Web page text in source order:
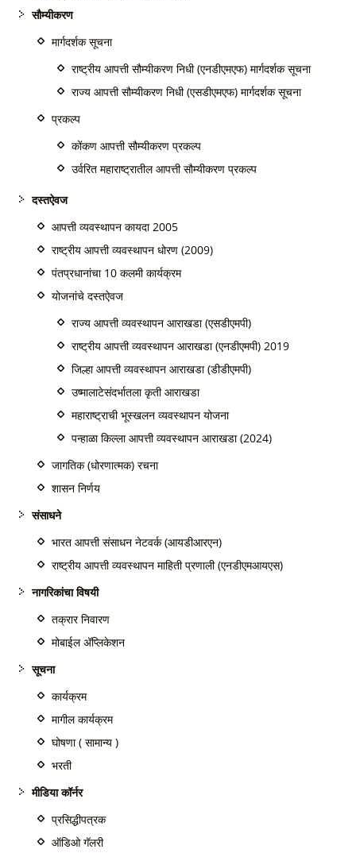
सौम्यीकरण
मार्गदर्शक सूचना
राष्ट्रीय आपत्ती सौम्यीकरण निधी (एनडीएमएफ) मार्गदर्शक सूचना
राज्य आपत्ती सौम्यीकरण निधी (एसडीएमएफ) मार्गदर्शक सूचना
प्रकल्प
कोंकण आपत्ती सौम्यीकरण प्रकल्प
उर्वरित महाराष्ट्रातील आपत्ती सौम्यीकरण प्रकल्प
दस्तऐवज
आपत्ती व्यवस्थापन कायदा 2005
राष्ट्रीय आपत्ती व्यवस्थापन धोरण (2009)
पंतप्रधानांचा 10 कलमी कार्यक्रम
योजनांचे दस्तऐवज
राज्य आपत्ती व्यवस्थापन आराखडा (एसडीएमपी)
राष्ट्रीय आपत्ती व्यवस्थापन आराखडा (एनडीएमपी) 2019
जिल्हा आपत्ती व्यवस्थापन आराखडा (डीडीएमपी)
उष्मालाटेसंदर्भातला कृती आराखडा
महाराष्ट्राची भूस्खलन व्यवस्थापन योजना
पन्हाळा किल्ला आपत्ती व्यवस्थापन आराखडा (2024)
जागतिक (धोरणात्मक) रचना
शासन निर्णय
संसाधने
भारत आपत्ती संसाधन नेटवर्क (आयडीआरएन)
राष्ट्रीय आपत्ती व्यवस्थापन माहिती प्रणाली (एनडीएमआयएस)
नागरिकांचा विषयी
तक्रार निवारण
मोबाईल अ‍ॅप्लिकेशन
सूचना
कार्यक्रम
मागील कार्यक्रम
घोषणा ( सामान्य )
भरती
मीडिया कॉर्नर
प्रसिद्धीपत्रक
ऑडिओ गॅलरी